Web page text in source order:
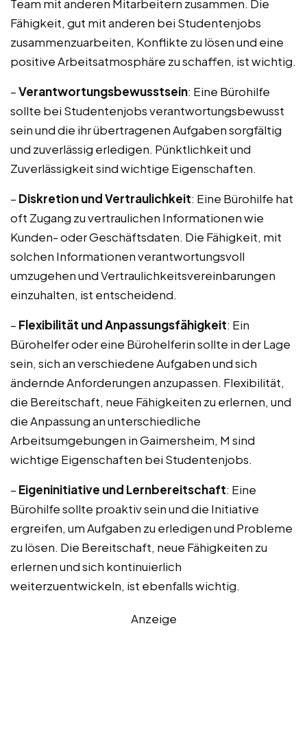
Team mit anderen Mitarbeitern zusammen. Die
Fähigkeit, gut mit anderen bei Studentenjobs
zusammenzuarbeiten, Konflikte zu lösen und eine
positive Arbeitsatmosphäre zu schaffen, ist wichtig.
–Verantwortungsbewusstsein: Eine Bürohilfe
sollte bei Studentenjobs verantwortungsbewusst
sein und die ihr übertragenen Aufgaben sorgfältig
und zuverlässig erledigen. Pünktlichkeit und
Zuverlässigkeit sind wichtige Eigenschaften.
– Diskretion und Vertraulichkeit: Eine Bürohilfe hat
oft Zugang zu vertraulichen Informationen wie
Kunden- oder Geschäftsdaten. Die Fähigkeit, mit
solchen Informationen verantwortungsvoll
umzugehen und Vertraulichkeitsvereinbarungen
einzuhalten, ist entscheidend.
– Flexibilität und Anpassungsfähigkeit: Ein
Bürohelfer oder eine Bürohelferin sollte in der Lage
sein, sich an verschiedene Aufgaben und sich
ändernde Anforderungen anzupassen. Flexibilität,
die Bereitschaft, neue Fähigkeiten zu erlernen, und
die Anpassung an unterschiedliche
Arbeitsumgebungen in Gaimersheim, M sind
wichtige Eigenschaften bei Studentenjobs.
– Eigeninitiative und Lernbereitschaft: Eine
Bürohilfe sollte proaktiv sein und die Initiative
ergreifen, um Aufgaben zu erledigen und Probleme
zu lösen. Die Bereitschaft, neue Fähigkeiten zu
erlernen und sich kontinuierlich
weiterzuentwickeln, ist ebenfalls wichtig.
Anzeige